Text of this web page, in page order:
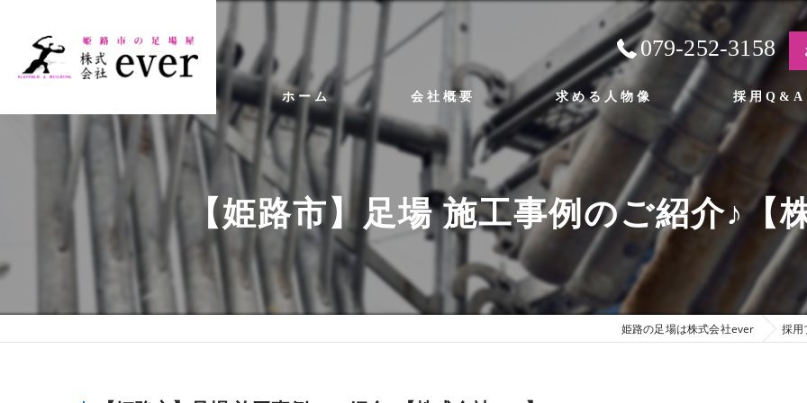
079-252-3158
ホーム 会社概要
代表挨拶
ビジョン
事業案内
求める人物像 採用Q&A
【姫路市】足場 施工事例のご紹介♪【
姫路の足場は株式会社ever 採用